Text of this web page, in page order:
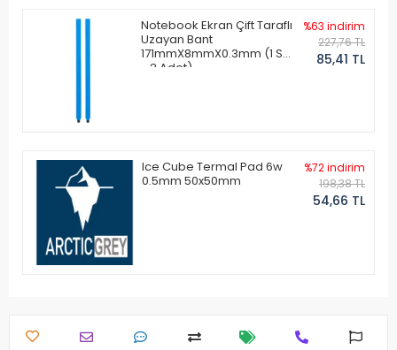
Notebook Ekran Çift Taraflı
Uzayan Bant
171mmX8mmX0.3mm (1 Set
- 2 Adet)
%63 indirim
227,76 TL
85,41 TL
Ice Cube Termal Pad 6w
0.5mm 50x50mm
%72 indirim
198,38 TL
54,66 TL